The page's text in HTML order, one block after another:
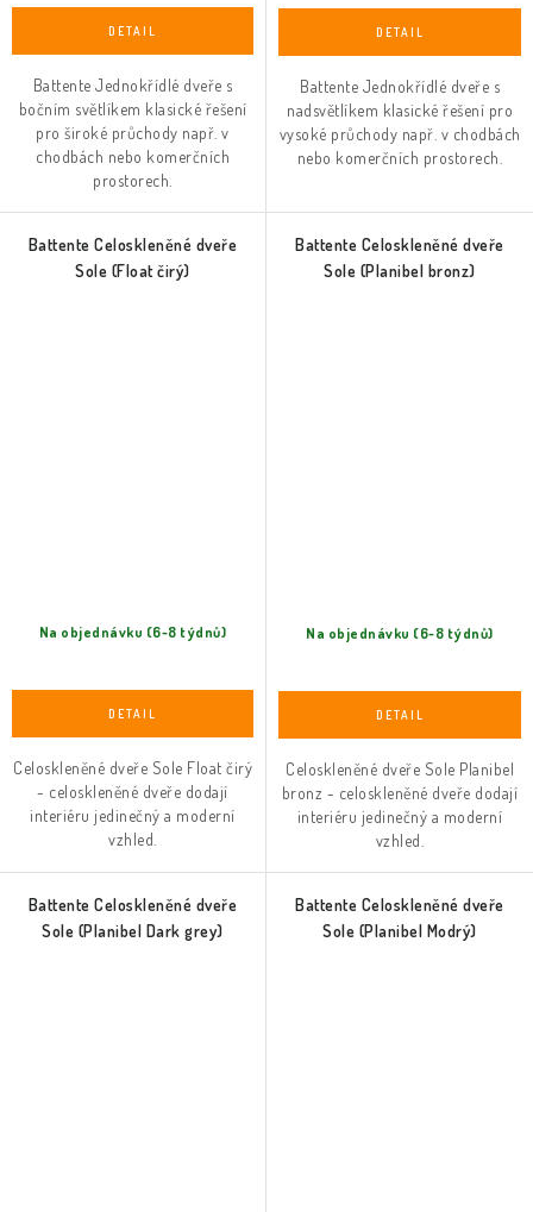
Battente Jednokřídlé dveře s
bočním světlíkem klasické řešení
pro široké průchody např. v
chodbách nebo komerčních
prostorech.
Battente Jednokřídlé dveře s
nadsvětlíkem klasické řešení pro
vysoké průchody např. v chodbách
nebo komerčních prostorech.
Battente Celoskleněné dveře
Sole (Float čirý)
Na objednávku (6-8 týdnů)
Celoskleněné dveře Sole Float čirý
- celoskleněné dveře dodají
interiéru jedinečný a moderní
vzhled.
Battente Celoskleněné dveře
Sole (Planibel bronz)
Na objednávku (6-8 týdnů)
Celoskleněné dveře Sole Planibel
bronz - celoskleněné dveře dodají
interiéru jedinečný a moderní
vzhled.
Battente Celoskleněné dveře
Sole (Planibel Dark grey)
Battente Celoskleněné dveře
Sole (Planibel Modrý)